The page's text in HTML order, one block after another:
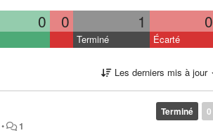
0 0 1 0
Terminé Écarté
Les derniers mis à jour
0
Terminé
• 1